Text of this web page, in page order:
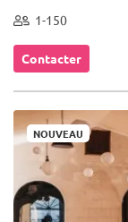
1-150
Contacter
NOUVEAU